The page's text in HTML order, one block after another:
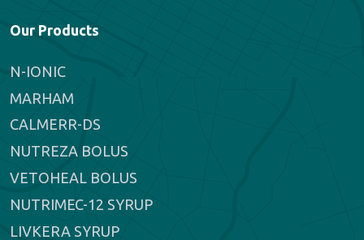
Our Products
N-IONIC
MARHAM
CALMERR-DS
NUTREZA BOLUS
VETOHEAL BOLUS
NUTRIMEC-12 SYRUP
LIVKERA SYRUP